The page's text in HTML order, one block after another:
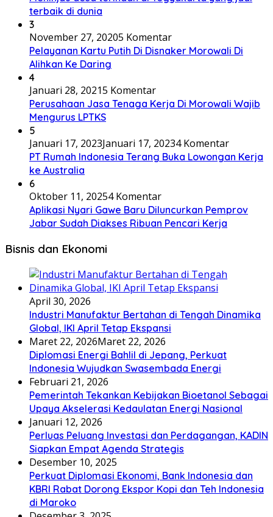
terbaik di dunia
3
November 27, 20205 Komentar
Pelayanan Kartu Putih Di Disnaker Morowali Di
Alihkan Ke Daring
4
Januari 28, 20215 Komentar
Perusahaan Jasa Tenaga Kerja Di Morowali Wajib
Mengurus LPTKS
5
Januari 17, 2023Januari 17, 20234 Komentar
PT Rumah Indonesia Terang Buka Lowongan Kerja
ke Australia
6
Oktober 11, 20254 Komentar
Aplikasi Nyari Gawe Baru Diluncurkan Pemprov
Jabar Sudah Diakses Ribuan Pencari Kerja
Bisnis dan Ekonomi
April 30, 2026
Industri Manufaktur Bertahan di Tengah Dinamika
Global, IKI April Tetap Ekspansi
Maret 22, 2026Maret 22, 2026
Diplomasi Energi Bahlil di Jepang, Perkuat
Indonesia Wujudkan Swasembada Energi
Februari 21, 2026
Pemerintah Tekankan Kebijakan Bioetanol Sebagai
Upaya Akselerasi Kedaulatan Energi Nasional
Januari 12, 2026
Perluas Peluang Investasi dan Perdagangan, KADIN
Siapkan Empat Agenda Strategis
Desember 10, 2025
Perkuat Diplomasi Ekonomi, Bank Indonesia dan
KBRI Rabat Dorong Ekspor Kopi dan Teh Indonesia
di Maroko